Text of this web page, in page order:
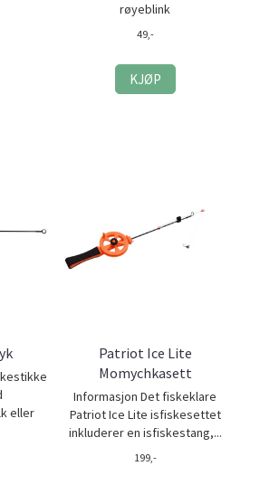
røyeblink
49,-
KJØP
eller
Patriot Ice Lite
Momychkasett
Informasjon Det fiskeklare
Patriot Ice Lite isfiskesettet
inkluderer en isfiskestang,...
199,-